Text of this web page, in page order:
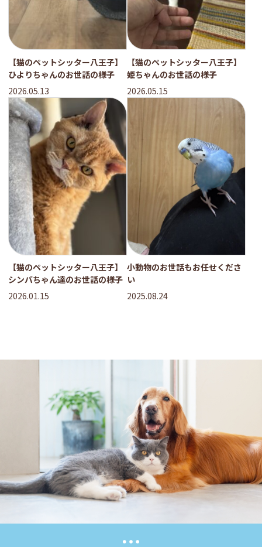
【猫のペットシッター八王子】
ひよりちゃんのお世話の様子
2026.05.13
【猫のペットシッター八王子】
姫ちゃんのお世話の様子
2026.05.15
【猫のペットシッター八王子】
シンバちゃん達のお世話の様子
2026.01.15
小動物のお世話もお任せくださ
い
2025.08.24